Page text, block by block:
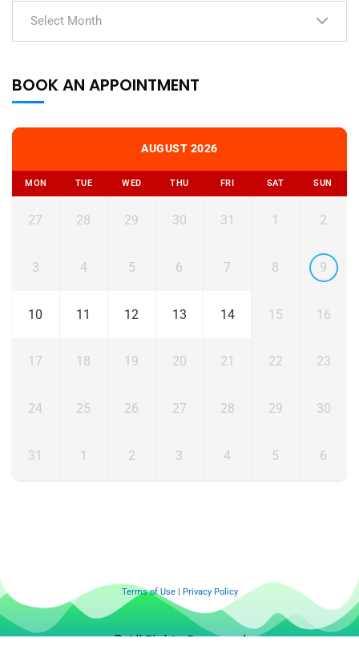
Select Month
BOOK AN APPOINTMENT
AUGUST 2026
MON TUE WED THU FRI SAT SUN
27 28 29 30 31 1 2
3 4 5 6 7 8 9
10 11 12 13 14 15 16
17 18 19 20 21 22 23
24 25 26 27 28 29 30
31 1 2 3 4 5 6
Terms of Use| Privacy Policy
© All Rights Reserved